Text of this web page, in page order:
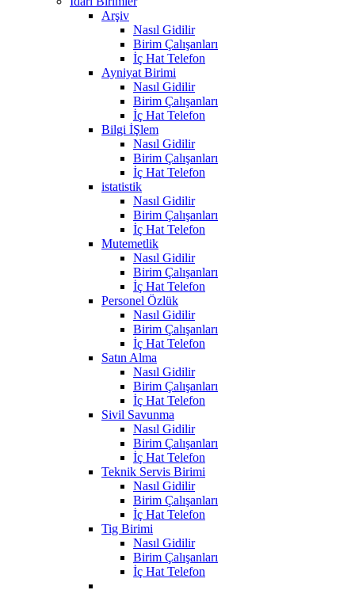
Arşiv
Nasıl Gidilir
Birim Çalışanları
İç Hat Telefon
Ayniyat Birimi
Nasıl Gidilir
Birim Çalışanları
İç Hat Telefon
Bilgi İŞlem
Nasıl Gidilir
Birim Çalışanları
İç Hat Telefon
istatistik
Nasıl Gidilir
Birim Çalışanları
İç Hat Telefon
Mutemetlik
Nasıl Gidilir
Birim Çalışanları
İç Hat Telefon
Personel Özlük
Nasıl Gidilir
Birim Çalışanları
İç Hat Telefon
Satın Alma
Nasıl Gidilir
Birim Çalışanları
İç Hat Telefon
Sivil Savunma
Nasıl Gidilir
Birim Çalışanları
İç Hat Telefon
Teknik Servis Birimi
Nasıl Gidilir
Birim Çalışanları
İç Hat Telefon
Tig Birimi
Nasıl Gidilir
Birim Çalışanları
İç Hat Telefon